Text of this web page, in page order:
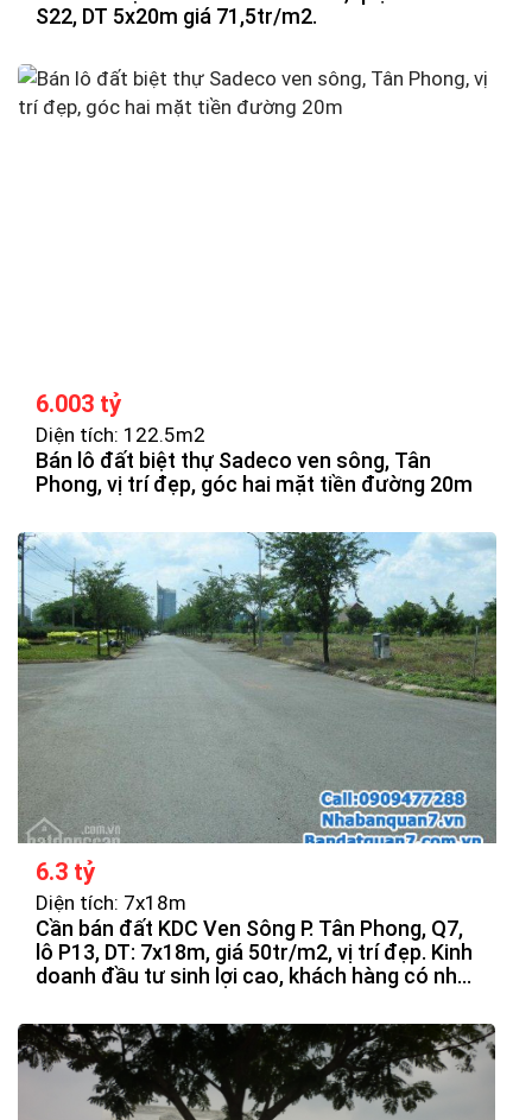
S22, DT 5x20m giá 71,5tr/m2.
6.003 tỷ
Diện tích: 122.5m2
Bán lô đất biệt thự Sadeco ven sông, Tân
Phong, vị trí đẹp, góc hai mặt tiền đường 20m
6.3 tỷ
Diện tích: 7x18m
Cần bán đất KDC Ven Sông P. Tân Phong, Q7,
lô P13, DT: 7x18m, giá 50tr/m2, vị trí đẹp. Kinh
doanh đầu tư sinh lợi cao, khách hàng có nhu